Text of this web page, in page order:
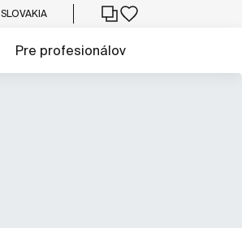
SLOVAKIA
Pre profesionálov